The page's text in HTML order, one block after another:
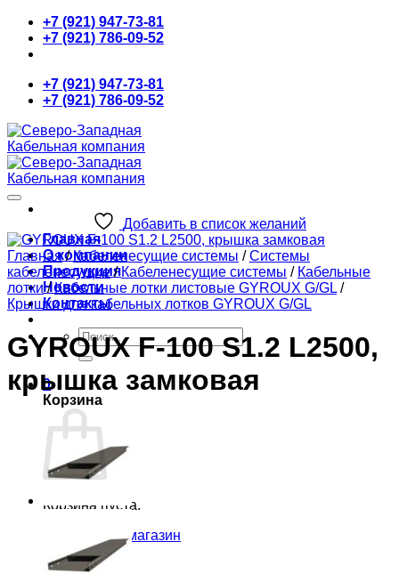
Skip
content
+7 (921) 947-73-81
+7 (921) 786-09-52
+7 (921) 947-73-81
+7 (921) 786-09-52
Главная
О компании
Продукция
Новости
Контакты
Искать:
0
Корзина
Корзина пуста.
Вернуться в магазин
Добавить в список желаний
Главная / Кабеленесущие системы / Системы
кабеленесущие / Кабеленесущие системы / Кабельные
лотки / Кабельные лотки листовые GYROUX G/GL /
Крышки для кабельных лотков GYROUX G/GL
GYROUX F-100 S1.2 L2500,
крышка замковая